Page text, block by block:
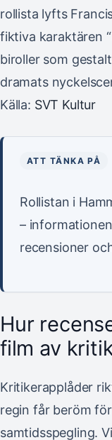
rollista lyfts
fiktiva karaktären
biroller som
dramats
Källa: SVT Kultur
ATT TÄNKA PÅ
Rollistan i
–
recensioner
Hur
film av
Kritikerapplåder
regin får beröm
samtidsspegling.